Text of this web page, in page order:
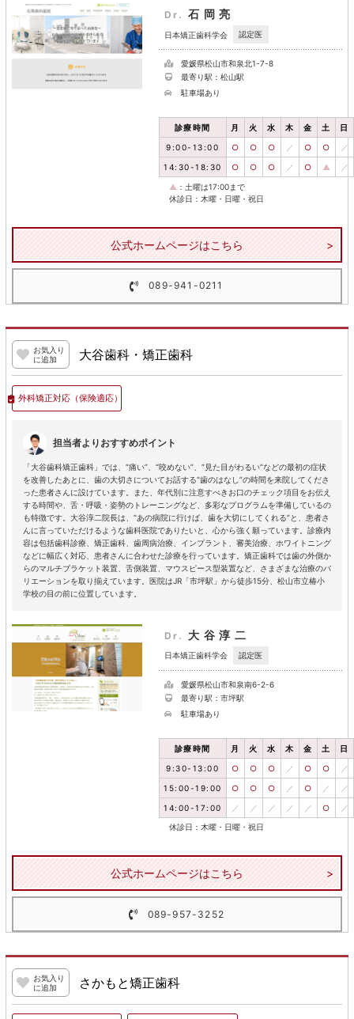
Dr. 石岡亮
日本矯正歯科学会 認定医
愛媛県松山市和泉北1-7-8
最寄り駅：松山駅
駐車場あり
診療時間 月 火 水 木 金 土 日
9:00-13:00 ○ ○ ○ ／ ○ ○ ／
14:30-18:30 ○ ○ ○ ／ ○ ▲ ／
▲ ：土曜は17:00まで
休診日：木曜・日曜・祝日
公式ホームページはこちら
089-941-0211
お気入り
に追加
大谷歯科・矯正歯科
外科矯正対応（保険適応）
担当者よりおすすめポイント
「大谷歯科矯正歯科」では、“痛い”、“咬めない”、“見た目がわるい”などの最初の症状
を改善したあとに、歯の大切さについてお話する“歯のはなし”の時間を来院してくださ
った患者さんに設けています。また、年代別に注意すべきお口のチェック項目をお伝え
する時間や、舌・呼吸・姿勢のトレーニングなど、多彩なプログラムを準備しているの
も特徴です。大谷淳二院長は、“あの病院に行けば、歯を大切にしてくれる”と、患者さ
んに言っていただけるような歯科医院でありたいと、心から強く願っています。診療内
容は包括歯科診療、矯正歯科、歯周病治療、インプラント、審美治療、ホワイトニング
などに幅広く対応、患者さんに合わせた診療を行っています。矯正歯科では歯の外側か
らのマルチブラケット装置、舌側装置、マウスピース型装置など、さまざまな治療のバ
リエーションを取り揃えています。医院はJR「市坪駅」から徒歩15分、松山市立椿小
学校の目の前に位置しています。
Dr. 大谷淳二
日本矯正歯科学会 認定医
愛媛県松山市和泉南6-2-6
最寄り駅：市坪駅
駐車場あり
診療時間 月 火 水 木 金 土 日
9:30-13:00 ○ ○ ○ ／ ○ ○ ／
15:00-19:00 ○ ○ ○ ／ ○ ／ ／
14:00-17:00 ／ ／ ／ ／ ／ ○ ／
休診日：木曜・日曜・祝日
公式ホームページはこちら
089-957-3252
お気入り
に追加
さかもと矯正歯科